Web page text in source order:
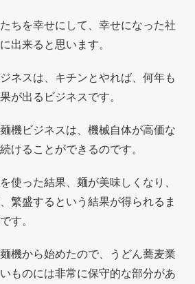
ちを幸せにして、幸せになった社
出来ると思います。
ネスは、キチンとやれば、何年も
が出るビジネスです。
機ビジネスは、機械自体が高価な
けることができるのです。
使った結果、麺が美味しくなり、
繁盛するという結果が得られるま
す。
機から始めたので、うどん蕎麦業
ものには非常に保守的な部分があ